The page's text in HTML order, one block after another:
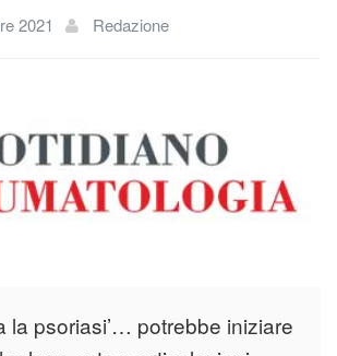
2021 Redazione
la psoriasi’… potrebbe iniziare